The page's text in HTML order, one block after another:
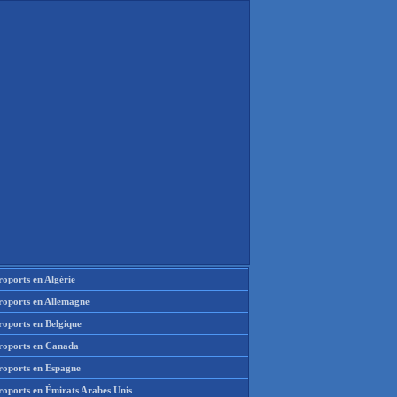
en Algérie
en Allemagne
en Belgique
en Canada
en Espagne
en Émirats Arabes Unis